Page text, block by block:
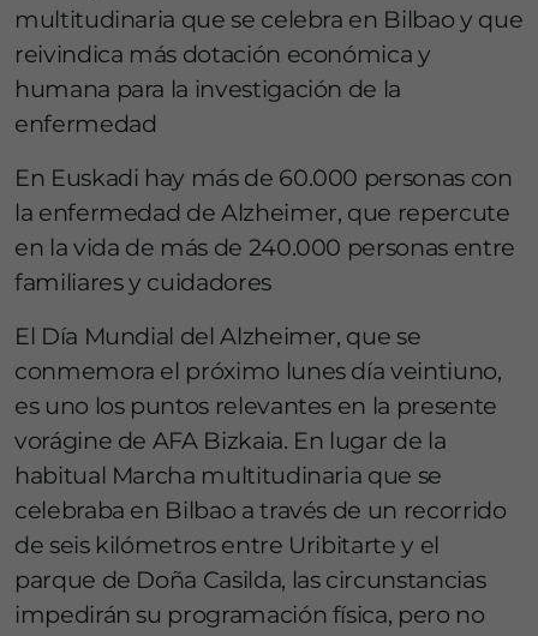
multitudinaria que se celebra en Bilbao y que
reivindica más dotación económica y
humana para la investigación de la
enfermedad
En Euskadi hay más de 60.000 personas con
la enfermedad de Alzheimer, que repercute
en la vida de más de 240.000 personas entre
familiares y cuidadores
El Día Mundial del Alzheimer, que se
conmemora el próximo lunes día veintiuno,
es uno los puntos relevantes en la presente
vorágine de AFA Bizkaia. En lugar de la
habitual Marcha multitudinaria que se
celebraba en Bilbao a través de un recorrido
de seis kilómetros entre Uribitarte y el
parque de Doña Casilda, las circunstancias
impedirán su programación física, pero no